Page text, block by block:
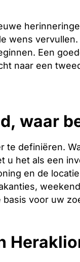
wens vervullen.
Een
naar een
waar
te definiëren.
u het als een
en de
voor uw